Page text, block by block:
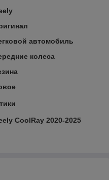
автомобиль
колеса
CoolRay 2020-2025